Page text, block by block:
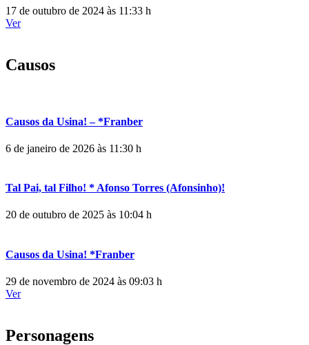
17 de outubro de 2024 às 11:33 h
Ver
Causos
Causos da Usina! – *Franber
6 de janeiro de 2026 às 11:30 h
Tal Pai, tal Filho! * Afonso Torres (Afonsinho)!
20 de outubro de 2025 às 10:04 h
Causos da Usina! *Franber
29 de novembro de 2024 às 09:03 h
Ver
Personagens